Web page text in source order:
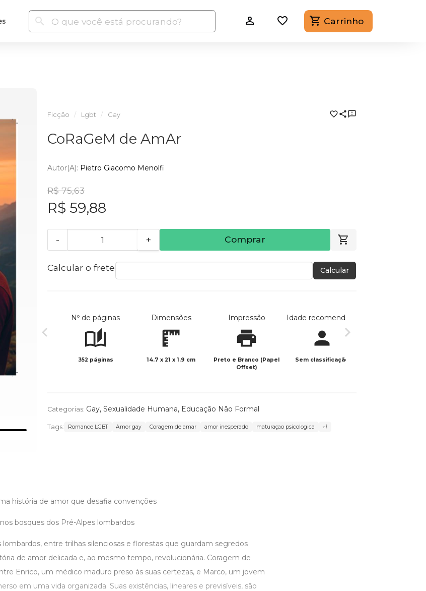
Carrinho
Ficção Lgbt Gay
CoRaGeM de AmAr
Autor(a): Pietro Giacomo Menolfi
R$ 75,63
R$ 59,88
- + Comprar
Calcular o frete Calcular
Nº de páginas
352 páginas
Dimensões
14.7 x 21 x 1.9 cm
Impressão
Preto e Branco (Papel
Offset)
Idade recomendada
Sem classificação
Categorias: Gay, Sexualidade Humana, Educação Não Formal
Tags: Romance LGBT Amor gay Coragem de amar amor inesperado maturaçao psicologica +1
história de amor que desafia convenções
bosques dos Pré-Alpes lombardos
lombardos, entre trilhas silenciosas e florestas que guardam segredos
de amor delicada e, ao mesmo tempo, revolucionária. Coragem de
Enrico, um médico maduro preso às suas certezas, e Marco, um jovem
em uma vida organizada. Suas existências, lineares e previsíveis, são